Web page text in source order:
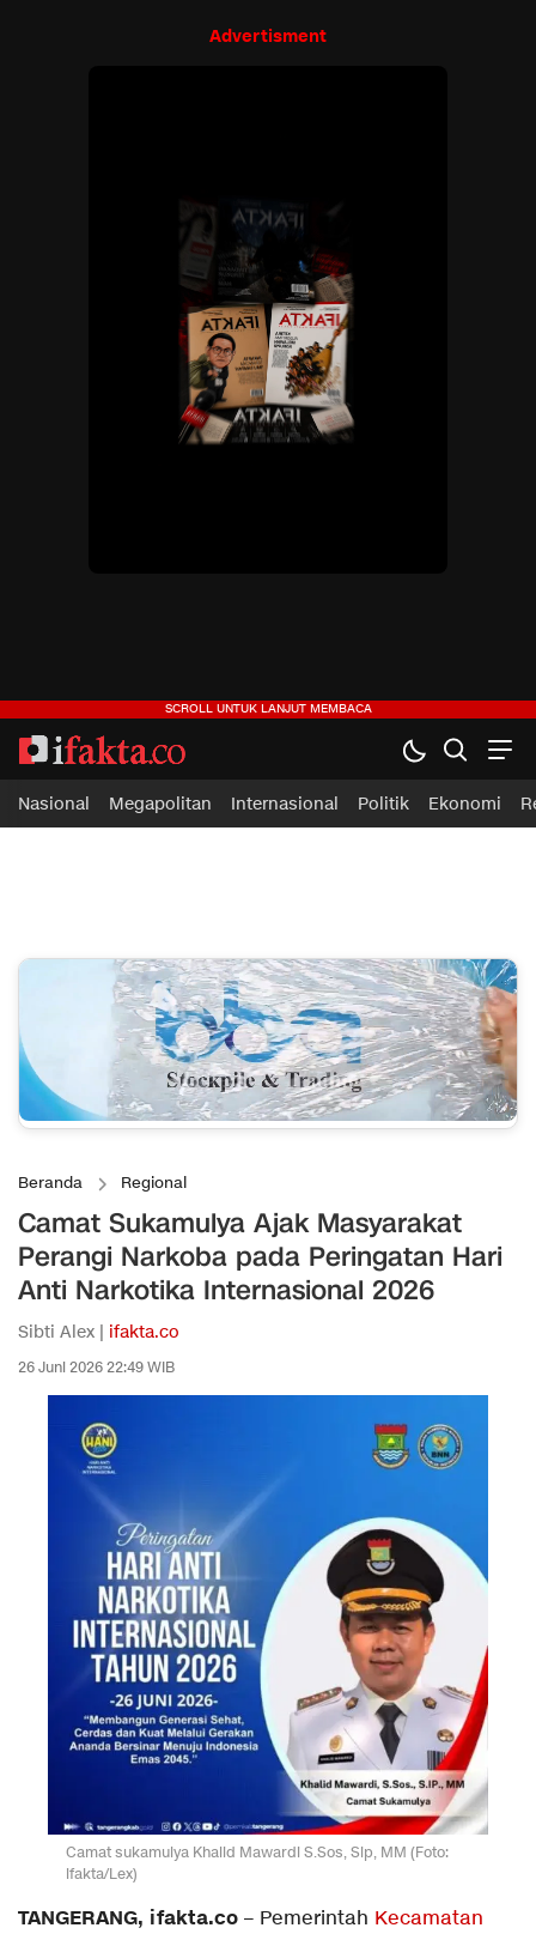
Advertisment
Nasional Megapolitan Internasional Politik Ekonomi
Beranda Regional
Camat Sukamulya Ajak Masyarakat
Perangi Narkoba pada Peringatan Hari
Anti Narkotika Internasional 2026
Sibti Alex | ifakta.co
26 Juni 2026 22:49 WIB
Camat sukamulya Khalid Mawardi S.Sos, Sip, MM (Foto:
ifakta/Lex)
TANGERANG, ifakta.co – Pemerintah Kecamatan